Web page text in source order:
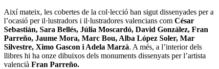
Així mateix, les cobertes de la col·lecció han sigut dissenyades per a
l’ocasió per il·lustradors i il·lustradores valencians com César
Sebastián, Sara Bellés, Júlia Moscardó, David González, Fran
Parreño, Jaume Mora, Marc Bou, Alba López Soler, Mar
Silvestre, Ximo Gascon i Adela Marzà. A més, a l’interior dels
llibres hi ha onze dibuixos dels monuments dissenyats per l’artista
valencià Fran Parreño.